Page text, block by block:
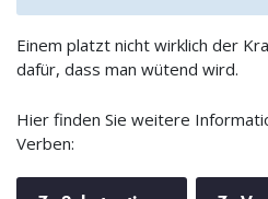
Einem platzt nicht wirklich der
dafür, dass man wütend wird.
Hier finden Sie weitere
Verben: